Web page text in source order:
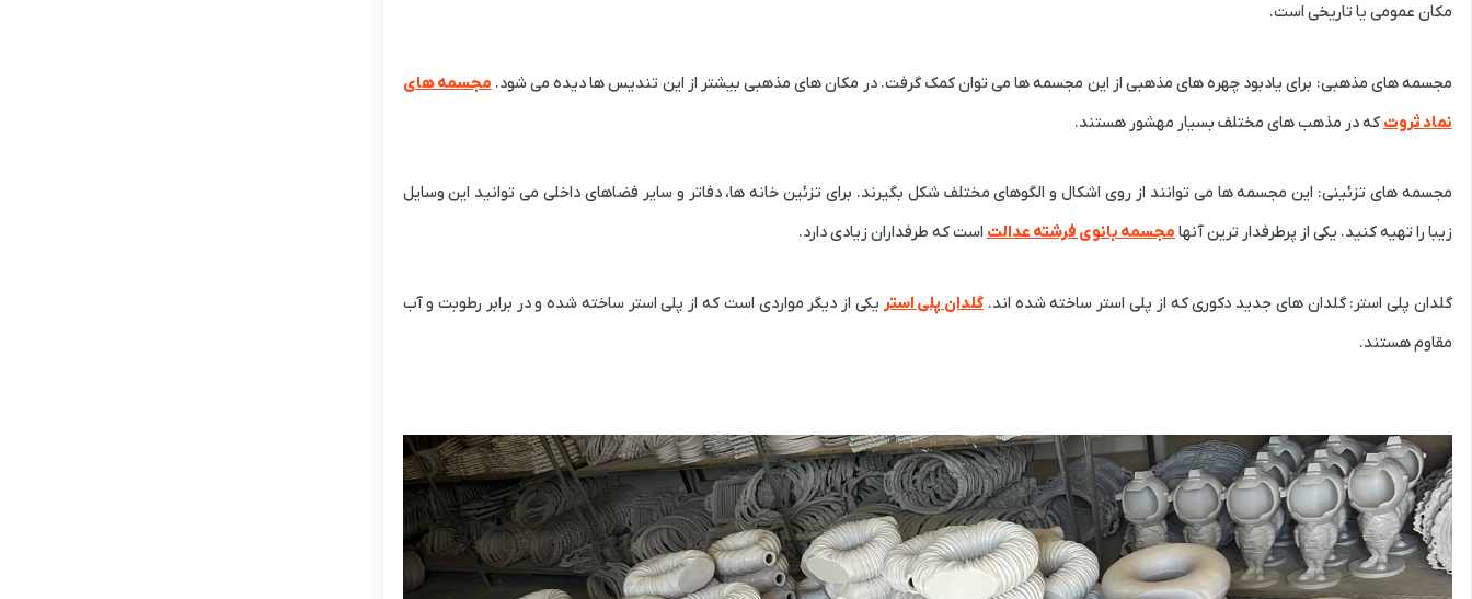
مکان عمومی یا تاریخی است.
مجسمه های مذهبی: برای یادبود چهره های مذهبی از این مجسمه ها می توان کمک گرفت. در مکان های مذهبی بیشتر از این تندیس ها دیده می شود. مجسمه های
نماد ثروت که در مذهب های مختلف بسیار مهشور هستند.
مجسمه های تزئینی: این مجسمه ها می توانند از روی اشکال و الگوهای مختلف شکل بگیرند. برای تزئین خانه ها، دفاتر و سایر فضاهای داخلی می توانید این وسایل
زیبا را تهیه کنید. یکی از پرطرفدار ترین آنهامجسمه بانوی فرشته عدالتاست که طرفداران زیادی دارد.
گلدان پلی استر: گلدان های جدید دکوری که از پلی استر ساخته شده اند.گلدان پلی استر یکی از دیگر مواردی است که از پلی استر ساخته شده و در برابر رطوبت و آب
مقاوم هستند.